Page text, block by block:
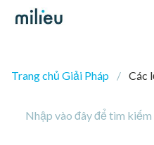
Trang chủ Giải Pháp Các